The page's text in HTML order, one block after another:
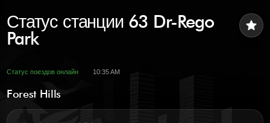
star
Статус станции 63 Dr-Rego
Park
Статус поездов онлайн 10:35 AM
Forest Hills